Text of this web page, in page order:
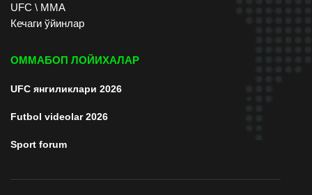
UFC \ ММА
Кечаги ўйинлар
ОММАБОП ЛОЙИХАЛАР
UFC янгиликлари 2026
Futbol videolar 2026
Sport forum